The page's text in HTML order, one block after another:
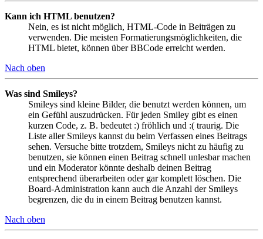
Kann ich HTML benutzen?
Nein, es ist nicht möglich, HTML-Code in Beiträgen zu
verwenden. Die meisten Formatierungsmöglichkeiten, die
HTML bietet, können über BBCode erreicht werden.
Nach oben
Was sind Smileys?
Smileys sind kleine Bilder, die benutzt werden können, um
ein Gefühl auszudrücken. Für jeden Smiley gibt es einen
kurzen Code, z. B. bedeutet :) fröhlich und :( traurig. Die
Liste aller Smileys kannst du beim Verfassen eines Beitrags
sehen. Versuche bitte trotzdem, Smileys nicht zu häufig zu
benutzen, sie können einen Beitrag schnell unlesbar machen
und ein Moderator könnte deshalb deinen Beitrag
entsprechend überarbeiten oder gar komplett löschen. Die
Board-Administration kann auch die Anzahl der Smileys
begrenzen, die du in einem Beitrag benutzen kannst.
Nach oben